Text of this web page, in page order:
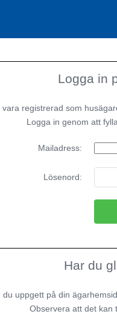
Logga in
vara registrerad som
Logga in genom att
Mailadress:
Lösenord:
Har du
uppgett på din
Observera att det kan